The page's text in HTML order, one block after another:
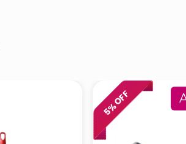
5
% OFF